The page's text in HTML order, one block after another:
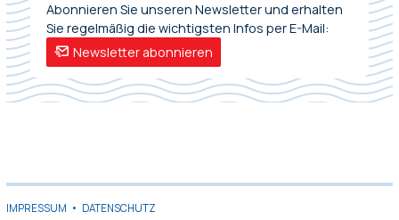
Abonnieren Sie unseren Newsletter und erhalten
Sie regelmäßig die wichtigsten Infos per E-Mail:
Newsletter abonnieren
IMPRESSUM • DATENSCHUTZ